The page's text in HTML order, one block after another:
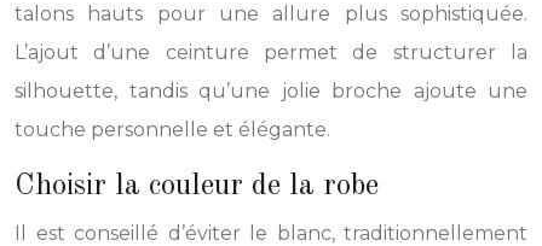
talons hauts pour une allure plus sophistiquée.
L’ajout d’une ceinture permet de structurer la
silhouette, tandis qu’une jolie broche ajoute une
touche personnelle et élégante.
Choisir la couleur de la robe
Il est conseillé d’éviter le blanc, traditionnellement